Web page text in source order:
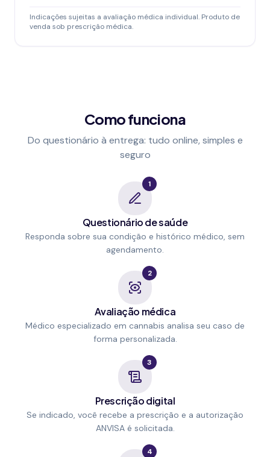
Indicações sujeitas a avaliação médica individual. Produto de
venda sob prescrição médica.
Como funciona
Do questionário à entrega: tudo online, simples e
seguro
1
Questionário de saúde
Responda sobre sua condição e histórico médico, sem
agendamento.
2
Avaliação médica
Médico especializado em cannabis analisa seu caso de
forma personalizada.
3
Prescrição digital
Se indicado, você recebe a prescrição e a autorização
ANVISA é solicitada.
4